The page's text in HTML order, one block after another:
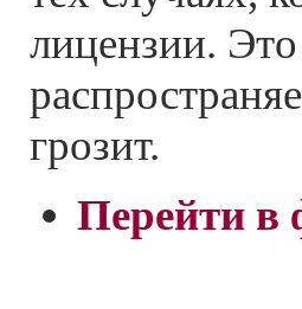
лицензии.
грозит.
Перейти в